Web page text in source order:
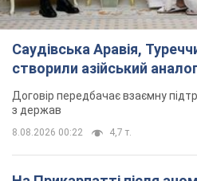
Саудівська Аравія,
створили азійський
Договір передбачає взаємну
з держав
8.08.2026 00:22 4,7 т.